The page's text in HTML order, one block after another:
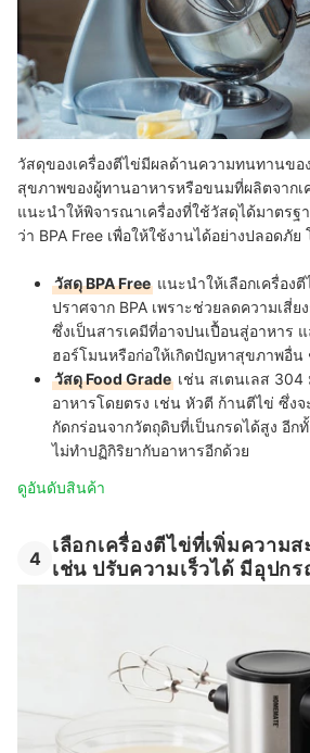
วัสดุของเครื่องตีไข่มีผลด้านความทนทานข
สุขภาพของผู้ทานอาหารหรือขนมที่ผลิตจากเ
แนะนำให้พิจารณาเครื่องที่ใช้วัสดุได้มาตรฐ
ว่า BPA Free เพื่อให้ใช้งานได้อย่างปลอดภั
วัสดุ BPA Free แนะนำให้เลือกเครื่อง
ปราศจาก BPA เพราะช่วยลดความเสี่ย
ซึ่งเป็นสารเคมีที่อาจปนเปื้อนสู่อาหาร
ฮอร์โมนหรือก่อให้เกิดปัญหาสุขภาพอื่น
วัสดุ Food Grade เช่น สเตนเลส
อาหารโดยตรง เช่น หัวตี ก้านตีไข่ ซึ่ง
กัดกร่อนจากวัตถุดิบที่เป็นกรดได้สูง อีก
ไม่ทำปฏิกิริยากับอาหารอีกด้วย
ดูอันดับสินค้า
4
เลือกเครื่องตีไข่ที่เพิ่มความ
เช่น ปรับความเร็วได้ มีอุปก